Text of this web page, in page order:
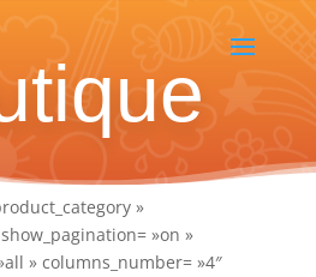
»
»on »
» columns_number= »4″